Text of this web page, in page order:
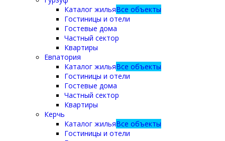
Каталог жильяВсе объекты
Гостиницы и отели
Гостевые дома
Частный сектор
Квартиры
Евпатория
Каталог жильяВсе объекты
Гостиницы и отели
Гостевые дома
Частный сектор
Квартиры
Керчь
Каталог жильяВсе объекты
Гостиницы и отели